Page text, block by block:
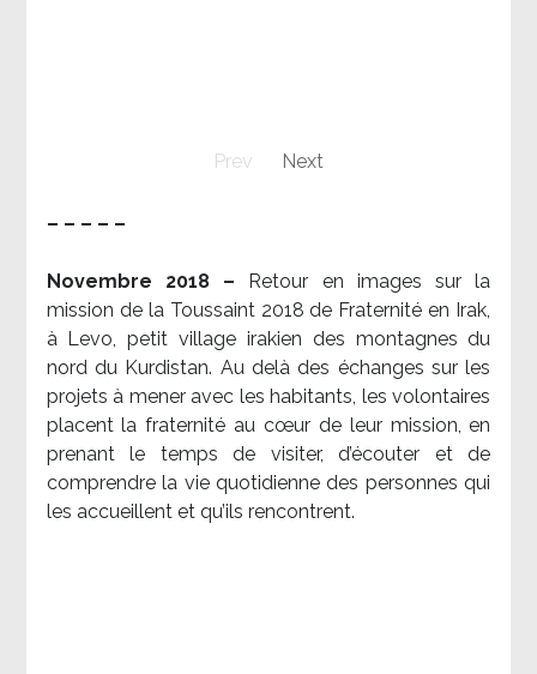
Prev Next
– – – – –
Novembre 2018 –
Retour en images sur la
mission de la Toussaint 2018 de Fraternité en Irak,
à Levo, petit village irakien des montagnes du
nord du Kurdistan. Au delà des échanges sur les
projets à mener avec les habitants, les volontaires
placent la fraternité au cœur de leur mission, en
prenant le temps de visiter, d’écouter et de
comprendre la vie quotidienne des personnes qui
les accueillent et qu’ils rencontrent.